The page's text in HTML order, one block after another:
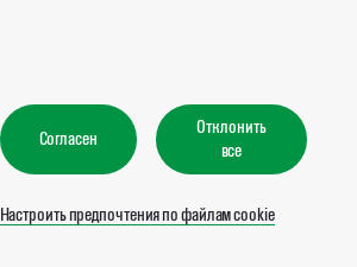
Согласен
Отклонить
все
Настроить предпочтения по файлам cookie